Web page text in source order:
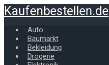
Zum
Hauptinhalt
springen
Kaufenbestellen.de
Auto
Baumarkt
Bekleidung
Drogerie